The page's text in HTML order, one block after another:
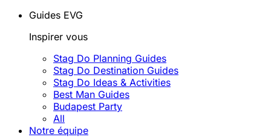
Guides EVG
Inspirer vous
Stag Do Planning Guides
Stag Do Destination Guides
Stag Do Ideas & Activities
Best Man Guides
Budapest Party
All
Notre équipe